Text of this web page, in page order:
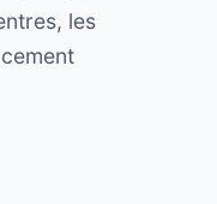
les